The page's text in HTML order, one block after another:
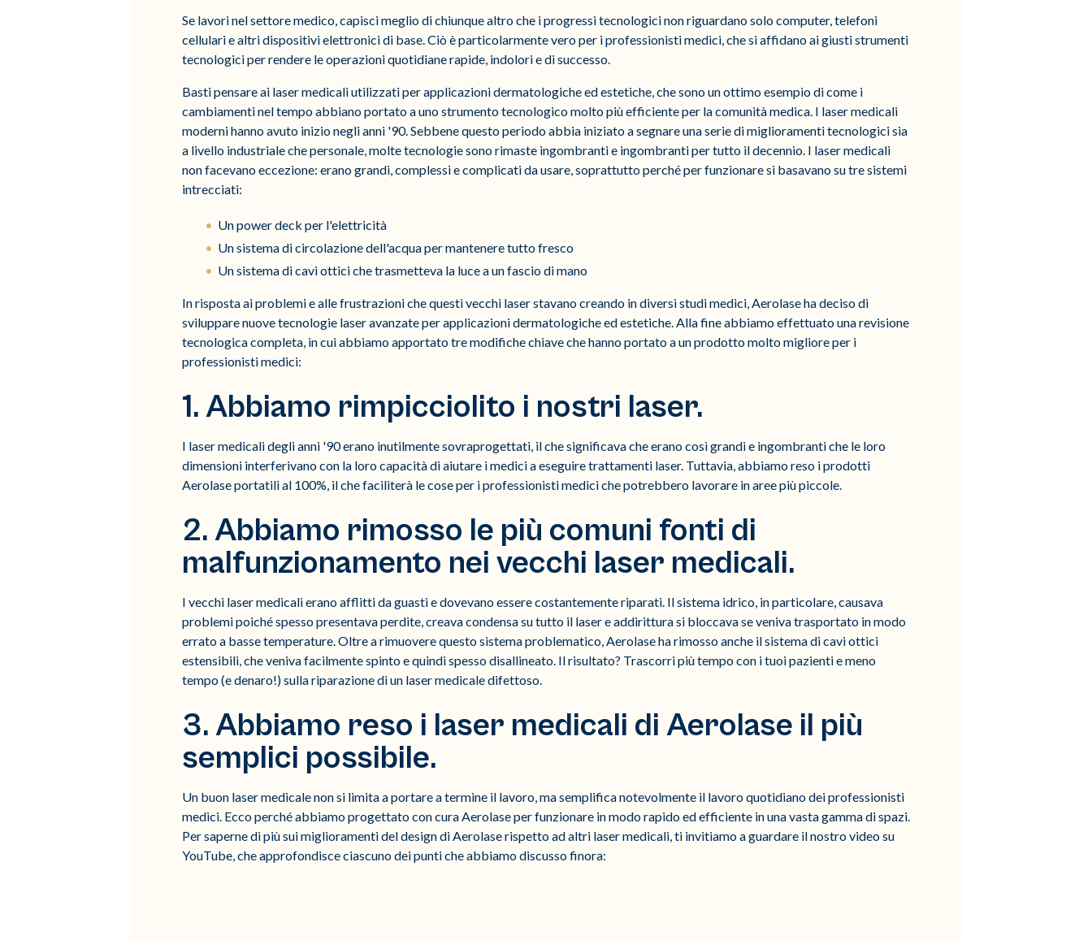
Se lavori nel settore medico, capisci meglio di chiunque altro che i progressi tecnologici non riguardano solo computer, telefoni
cellulari e altri dispositivi elettronici di base. Ciò è particolarmente vero per i professionisti medici, che si affidano ai giusti strumenti
tecnologici per rendere le operazioni quotidiane rapide, indolori e di successo.
Basti pensare ai laser medicali utilizzati per applicazioni dermatologiche ed estetiche, che sono un ottimo esempio di come i
cambiamenti nel tempo abbiano portato a uno strumento tecnologico molto più efficiente per la comunità medica. I laser medicali
moderni hanno avuto inizio negli anni '90. Sebbene questo periodo abbia iniziato a segnare una serie di miglioramenti tecnologici sia
a livello industriale che personale, molte tecnologie sono rimaste ingombranti e ingombranti per tutto il decennio. I laser medicali
non facevano eccezione: erano grandi, complessi e complicati da usare, soprattutto perché per funzionare si basavano su tre sistemi
intrecciati:
Un power deck per l'elettricità
Un sistema di circolazione dell'acqua per mantenere tutto fresco
Un sistema di cavi ottici che trasmetteva la luce a un fascio di mano
In risposta ai problemi e alle frustrazioni che questi vecchi laser stavano creando in diversi studi medici, Aerolase ha deciso di
sviluppare nuove tecnologie laser avanzate per applicazioni dermatologiche ed estetiche. Alla fine abbiamo effettuato una revisione
tecnologica completa, in cui abbiamo apportato tre modifiche chiave che hanno portato a un prodotto molto migliore per i
professionisti medici:
1. Abbiamo rimpicciolito i nostri laser.
I laser medicali degli anni '90 erano inutilmente sovraprogettati, il che significava che erano così grandi e ingombranti che le loro
dimensioni interferivano con la loro capacità di aiutare i medici a eseguire trattamenti laser. Tuttavia, abbiamo reso i prodotti
Aerolase portatili al 100%, il che faciliterà le cose per i professionisti medici che potrebbero lavorare in aree più piccole.
2. Abbiamo rimosso le più comuni fonti di
malfunzionamento nei vecchi laser medicali.
I vecchi laser medicali erano afflitti da guasti e dovevano essere costantemente riparati. Il sistema idrico, in particolare, causava
problemi poiché spesso presentava perdite, creava condensa su tutto il laser e addirittura si bloccava se veniva trasportato in modo
errato a basse temperature. Oltre a rimuovere questo sistema problematico, Aerolase ha rimosso anche il sistema di cavi ottici
estensibili, che veniva facilmente spinto e quindi spesso disallineato. Il risultato? Trascorri più tempo con i tuoi pazienti e meno
tempo (e denaro!) sulla riparazione di un laser medicale difettoso.
3. Abbiamo reso i laser medicali di Aerolase il più
semplici possibile.
Un buon laser medicale non si limita a portare a termine il lavoro, ma semplifica notevolmente il lavoro quotidiano dei professionisti
medici. Ecco perché abbiamo progettato con cura Aerolase per funzionare in modo rapido ed efficiente in una vasta gamma di spazi.
Per saperne di più sui miglioramenti del design di Aerolase rispetto ad altri laser medicali, ti invitiamo a guardare il nostro video su
YouTube, che approfondisce ciascuno dei punti che abbiamo discusso finora: